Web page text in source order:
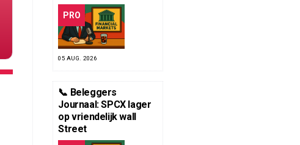
PRO
05 AUG. 2026
📞 Beleggers
Journaal: SPCX lager
op vriendelijk wall
Street